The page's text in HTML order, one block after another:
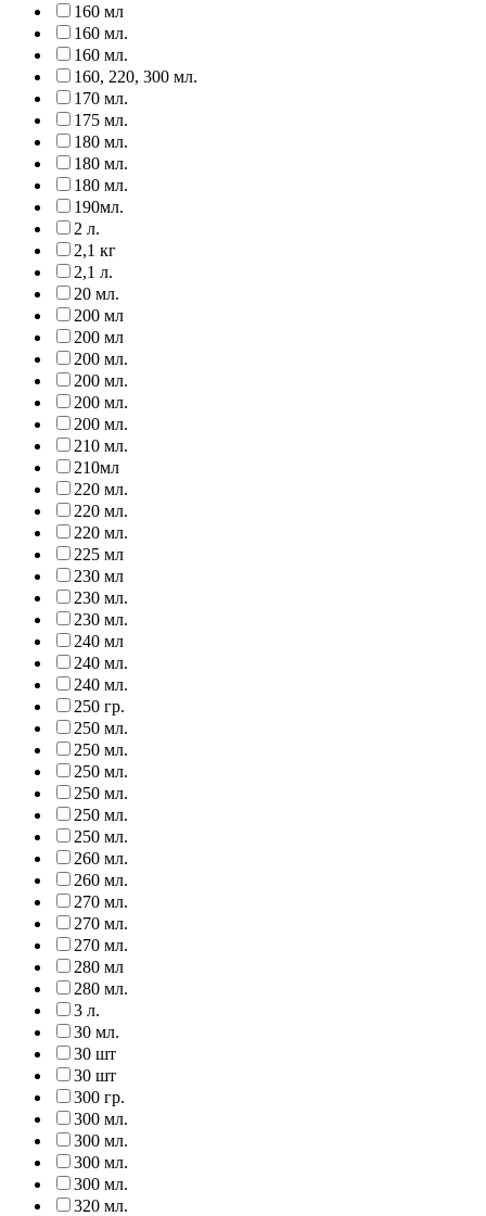
160 мл
160 мл.
160 мл.
160, 220, 300 мл.
170 мл.
175 мл.
180 мл.
180 мл.
180 мл.
190мл.
2 л.
2,1 кг
2,1 л.
20 мл.
200 мл
200 мл
200 мл.
200 мл.
200 мл.
200 мл.
210 мл.
210мл
220 мл.
220 мл.
220 мл.
225 мл
230 мл
230 мл.
230 мл.
240 мл
240 мл.
240 мл.
250 гр.
250 мл.
250 мл.
250 мл.
250 мл.
250 мл.
250 мл.
260 мл.
260 мл.
270 мл.
270 мл.
270 мл.
280 мл
280 мл.
3 л.
30 мл.
30 шт
30 шт
300 гр.
300 мл.
300 мл.
300 мл.
300 мл.
320 мл.